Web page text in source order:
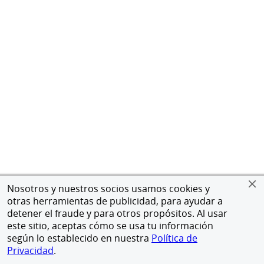
Nosotros y nuestros socios usamos cookies y
otras herramientas de publicidad, para ayudar a
detener el fraude y para otros propósitos. Al usar
este sitio, aceptas cómo se usa tu información
según lo establecido en nuestra Política de
Privacidad.